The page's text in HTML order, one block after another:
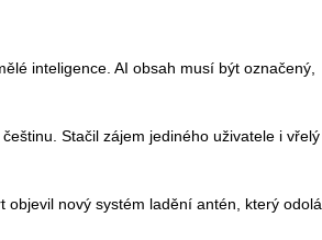
inteligence. AI obsah musí být označený,
Stačil zájem jediného uživatele i vřelý
objevil nový systém ladění antén, který odolá